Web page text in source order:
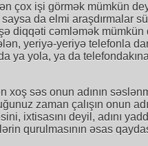
çox işi görmək mümkün
da elmi araşdırmalar
diqqəti cəmləmək mümkün
yeriyə-yeriyə telefonla
ya yola, ya da
xoş səs onun adının
zaman çalışın onun
ixtisasını deyil, adını
qurulmasının əsas